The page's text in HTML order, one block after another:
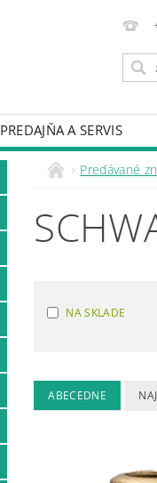
PREDAJŇA A SERVIS
Predávané
NA SKLADE
ABECEDNE